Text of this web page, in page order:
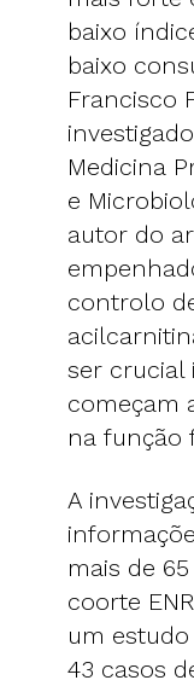
baixo
baixo
Francisco
Medicina
e
autor do
controlo
ser crucial
começam
na função
A
mais de
coorte
um
43 casos